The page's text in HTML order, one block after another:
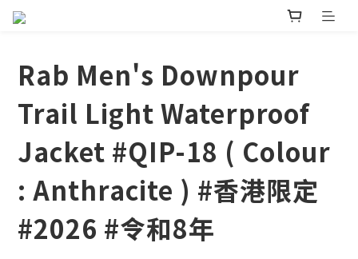
Rab Men's Downpour
Trail Light Waterproof
Jacket #QIP-18 ( Colour
: Anthracite ) #香港限定
#2026 #令和8年